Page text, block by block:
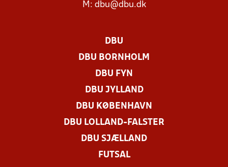
M: dbu@dbu.dk
DBU
DBU BORNHOLM
DBU FYN
DBU JYLLAND
DBU KØBENHAVN
DBU LOLLAND-FALSTER
DBU SJÆLLAND
FUTSAL